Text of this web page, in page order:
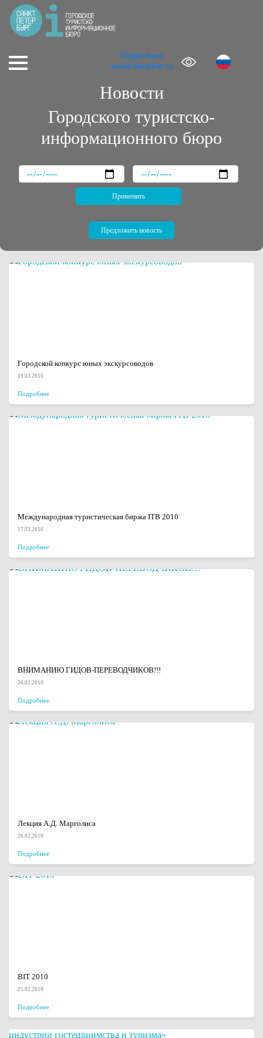
Подробнее
world-weather.ru
Новости
Городского туристско-
информационного бюро
Предложить новость
Городской конкурс юных экскурсоводов
19.03.2010
Подробнее
Международная туристическая биржа ITB 2010
17.03.2010
Подробнее
ВНИМАНИЮ ГИДОВ-ПЕРЕВОДЧИКОВ!!!
26.02.2010
Подробнее
Лекция А.Д. Марголиса
26.02.2010
Подробнее
BIT 2010
25.02.2010
Подробнее